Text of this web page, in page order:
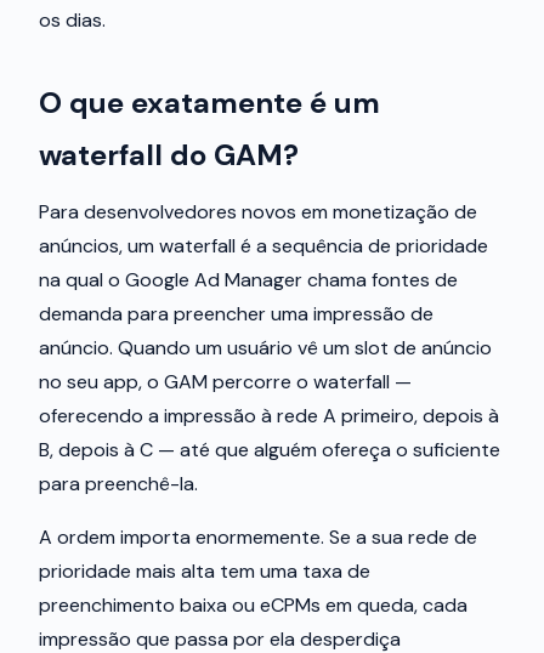
os dias.
O que exatamente é um
waterfall do GAM?
Para desenvolvedores novos em monetização de
anúncios, um waterfall é a sequência de prioridade
na qual o Google Ad Manager chama fontes de
demanda para preencher uma impressão de
anúncio. Quando um usuário vê um slot de anúncio
no seu app, o GAM percorre o waterfall —
oferecendo a impressão à rede A primeiro, depois à
B, depois à C — até que alguém ofereça o suficiente
para preenchê-la.
A ordem importa enormemente. Se a sua rede de
prioridade mais alta tem uma taxa de
preenchimento baixa ou eCPMs em queda, cada
impressão que passa por ela desperdiça